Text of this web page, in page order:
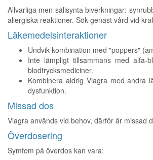
Allvarliga men sällsynta biverkningar:
allergiska reaktioner. Sök genast vård vid
Läkemedelsinteraktioner
Undvik kombination med "poppers"
Inte lämpligt tillsammans med alfa-
blodtrycksmediciner.
Kombinera aldrig Viagra med andra
dysfunktion.
Missad dos
Viagra används vid behov, därför är missad
Överdosering
Symtom på överdos kan vara: